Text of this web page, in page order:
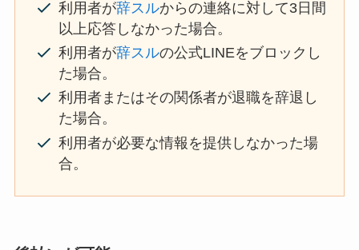
利用者が辞スルからの連絡に対して3日間
以上応答しなかった場合。
利用者が辞スルの公式LINEをブロックし
た場合。
利用者またはその関係者が退職を辞退し
た場合。
利用者が必要な情報を提供しなかった場
合。